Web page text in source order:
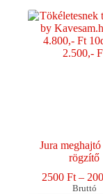
Jura
rögzítő
2500Ft –
Bruttó